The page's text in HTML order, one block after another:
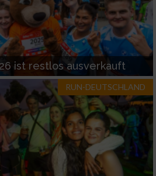
ist restlos ausverkauft
RUN-DEUTSCHLAND